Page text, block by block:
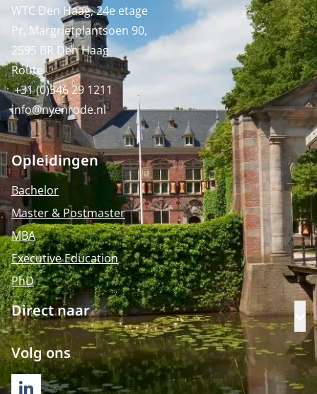
WTC Den Haag, 24e etage
Pr. Margrietplantsoen 90,
2595 BR Den Haag
Route
+31 (0)346 29 1211
info@nyenrode.nl
Opleidingen
Bachelor
Master & Postmaster
MBA
Executive Education
PhD
Direct naar
Volg ons